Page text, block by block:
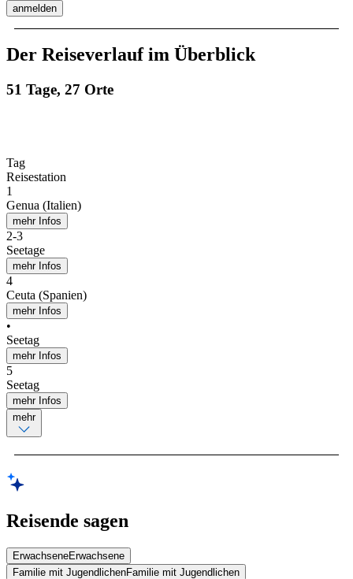
anmelden
Der Reiseverlauf im Überblick
51 Tage, 27 Orte
Tag
Reisestation
1
Genua (Italien)
mehr Infos
2-3
Seetage
mehr Infos
4
Ceuta (Spanien)
mehr Infos
•
Seetag
mehr Infos
5
Seetag
mehr Infos
mehr
Reisende sagen
ErwachseneErwachsene
Familie mit JugendlichenFamilie mit Jugendlichen